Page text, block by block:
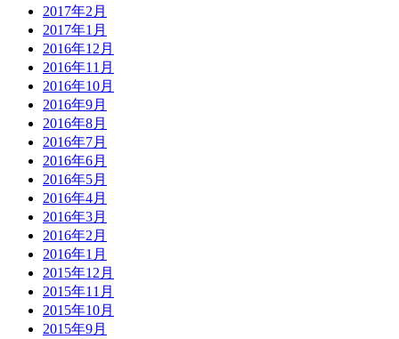
2017年2月
2017年1月
2016年12月
2016年11月
2016年10月
2016年9月
2016年8月
2016年7月
2016年6月
2016年5月
2016年4月
2016年3月
2016年2月
2016年1月
2015年12月
2015年11月
2015年10月
2015年9月